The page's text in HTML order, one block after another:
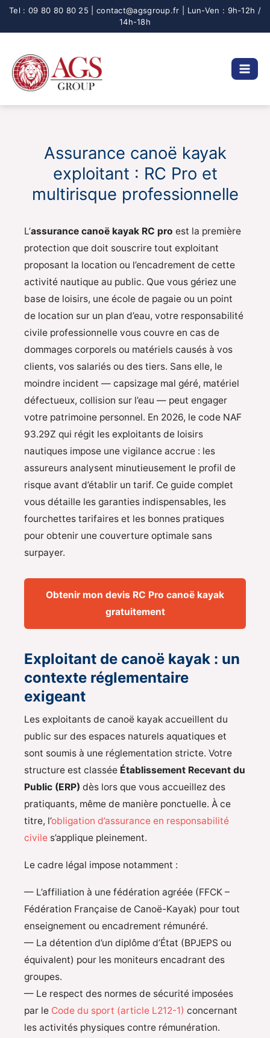
Aller
Assurance canoë kayak
exploitant : RC Pro et
multirisque professionnelle
L’assurance canoë kayak RC pro est la première
protection que doit souscrire tout exploitant
proposant la location ou l’encadrement de cette
activité nautique au public. Que vous gériez une
base de loisirs, une école de pagaie ou un point
de location sur un plan d’eau, votre responsabilité
civile professionnelle vous couvre en cas de
dommages corporels ou matériels causés à vos
clients, vos salariés ou des tiers. Sans elle, le
moindre incident — capsizage mal géré, matériel
défectueux, collision sur l’eau — peut engager
votre patrimoine personnel. En 2026, le code NAF
93.29Z qui régit les exploitants de loisirs
nautiques impose une vigilance accrue : les
assureurs analysent minutieusement le profil de
risque avant d’établir un tarif. Ce guide complet
vous détaille les garanties indispensables, les
fourchettes tarifaires et les bonnes pratiques
pour obtenir une couverture optimale sans
surpayer.
Obtenir mon devis RC Pro canoë kayak
gratuitement
Exploitant de canoë kayak : un
contexte réglementaire
exigeant
Les exploitants de canoë kayak accueillent du
public sur des espaces naturels aquatiques et
sont soumis à une réglementation stricte. Votre
structure est classée Établissement Recevant du
Public (ERP) dès lors que vous accueillez des
pratiquants, même de manière ponctuelle. À ce
titre, l’obligation d’assurance en responsabilité
civile s’applique pleinement.
Le cadre légal impose notamment :
— L’affiliation à une fédération agréée (FFCK –
Fédération Française de Canoë-Kayak) pour tout
enseignement ou encadrement rémunéré.
— La détention d’un diplôme d’État (BPJEPS ou
équivalent) pour les moniteurs encadrant des
groupes.
— Le respect des normes de sécurité imposées
par le Code du sport (article L212-1) concernant
les activités physiques contre rémunération.